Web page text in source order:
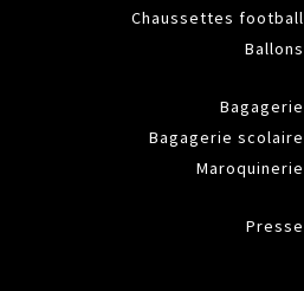
Chaussettes football
Ballons
Bagagerie
Bagagerie scolaire
Maroquinerie
Presse